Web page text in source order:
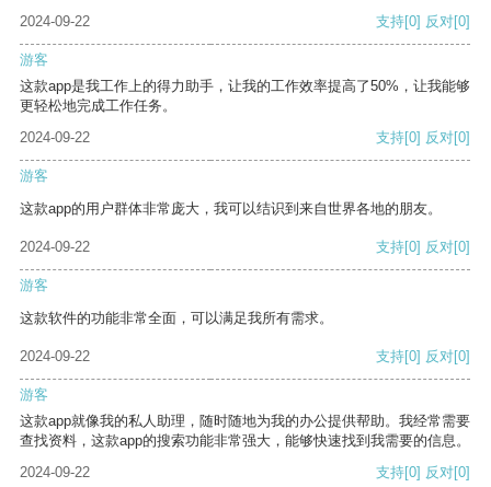
2024-09-22
支持[0] 反对[0]
游客
这款app是我工作上的得力助手，让我的工作效率提高了50%，让我能够
更轻松地完成工作任务。
2024-09-22
支持[0] 反对[0]
游客
这款app的用户群体非常庞大，我可以结识到来自世界各地的朋友。
2024-09-22 支持[0] 反对[0]
游客
这款软件的功能非常全面，可以满足我所有需求。
2024-09-22 支持[0] 反对[0]
游客
这款app就像我的私人助理，随时随地为我的办公提供帮助。我经常需要
查找资料，这款app的搜索功能非常强大，能够快速找到我需要的信息。
2024-09-22
支持[0] 反对[0]